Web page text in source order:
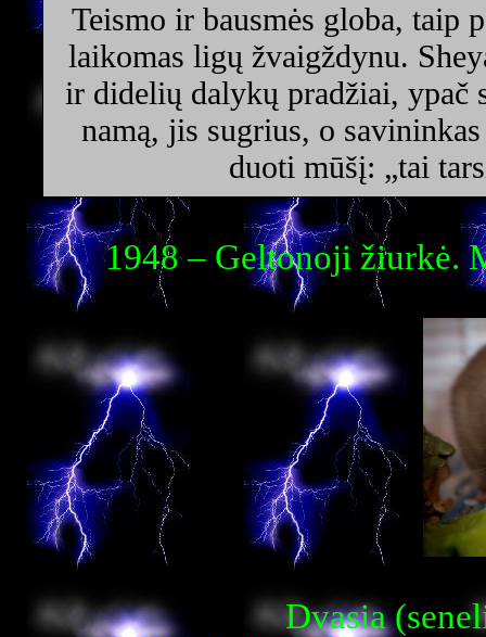
Teismo ir bausmės globa, taip
laikomas ligų žvaigždynu.
ir didelių dalykų pradžiai, ypač
namą, jis sugrius, o
duoti mūšį: „tai
1948 – Geltonoji žiurkė.
Dvasia